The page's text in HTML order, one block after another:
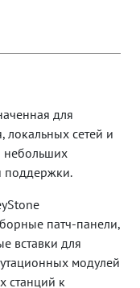
для
локальных сетей и
небольших
поддержки.
патч-панели,
вставки для
модулей
станций к